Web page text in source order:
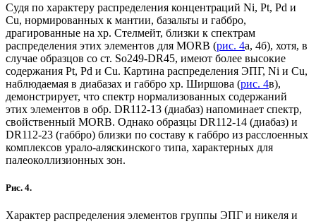
Судя по характеру распределения концентраций Ni, Pt, Pd и
Cu, нормированных к мантии, базальты и габбро,
драгированные на хр. Стелмейт, близки к спектрам
распределения этих элементов для MORB (рис. 4а, 4б), хотя, в
случае образцов со ст. So249-DR45, имеют более высокие
содержания Pt, Pd и Cu. Картина распределения ЭПГ, Ni и Cu,
наблюдаемая в диабазах и габбро хр. Ширшова (рис. 4в),
демонстрирует, что спектр нормализованных содержаний
этих элементов в обр. DR112-13 (диабаз) напоминает спектр,
свойственный MORB. Однако образцы DR112-14 (диабаз) и
DR112-23 (габбро) близки по составу к габбро из расслоенных
комплексов урало-аляскинского типа, характерных для
палеоколлизионных зон.
Рис. 4.
Характер распределения элементов группы ЭПГ и никеля и